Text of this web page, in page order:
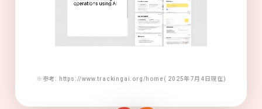
※参考: https://www.trackingai.org/home( 2025年7月4日現在)